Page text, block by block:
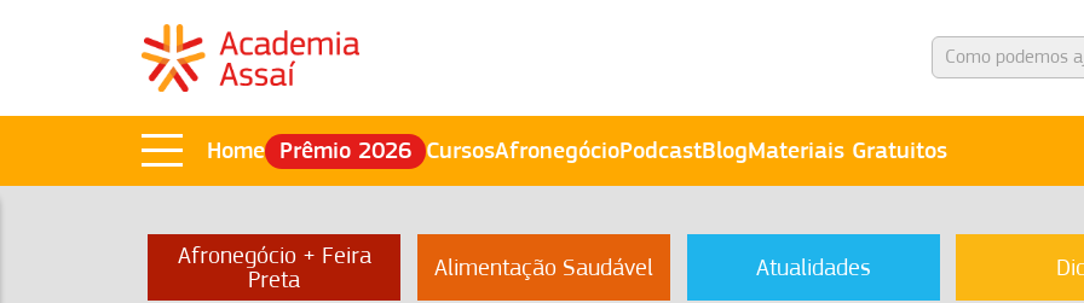
Home Prêmio 2026 CursosAfronegócioPodcastBlogMateriais Gratuitos
Afronegócio + Feira
Preta
Alimentação Saudável Atualidades